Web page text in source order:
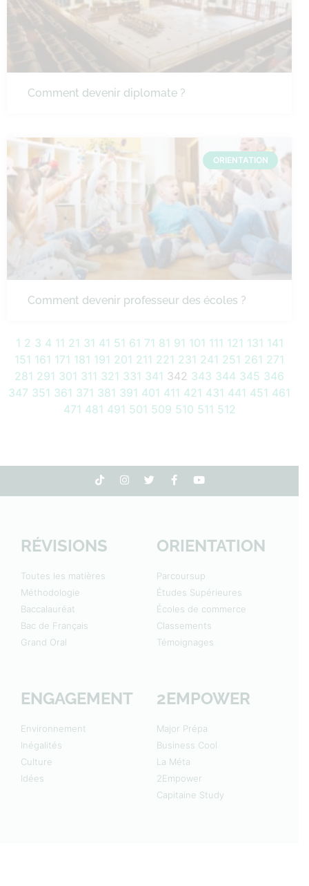
Comment devenir diplomate ?
ORIENTATION
Comment devenir professeur des écoles ?
1 2 3 4 11 21 31 41 51 61 71 81 91 101 111 121 131 141
151 161 171 181 191 201 211 221 231 241 251 261 271
281 291 301 311 321 331 341 342 343 344 345 346
347 351 361 371 381 391 401 411 421 431 441 451 461
471 481 491 501 509 510 511 512
RÉVISIONS
Toutes les matières
Méthodologie
Baccalauréat
Bac de Français
Grand Oral
ORIENTATION
Parcoursup
Études Supérieures
Écoles de commerce
Classements
Témoignages
ENGAGEMENT
Environnement
Inégalités
Culture
Idées
2EMPOWER
Major Prépa
Business Cool
La Méta
2Empower
Capitaine Study